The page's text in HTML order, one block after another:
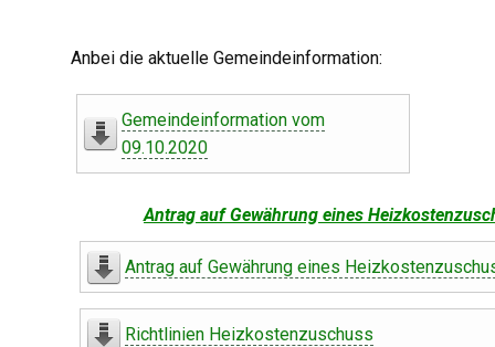
Anbei die aktuelle Gemeindeinformation:
Gemeindeinformation vom
09.10.2020
Antrag auf Gewährung eines
Antrag auf Gewährung eines
Richtlinien Heizkostenzuschuss